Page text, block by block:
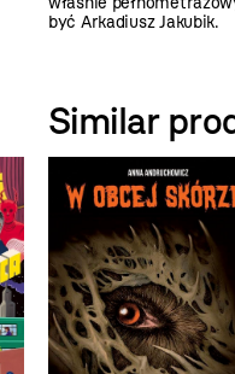
być Arkadiusz Jakubik.
Similar